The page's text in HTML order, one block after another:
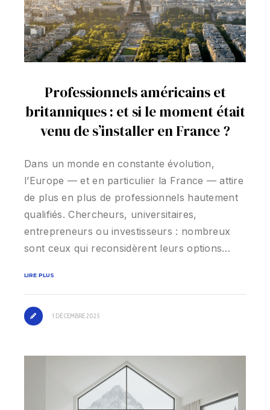
Professionnels américains et
britanniques : et si le moment était
venu de s’installer en France ?
Dans un monde en constante évolution,
l’Europe — et en particulier la France — attire
de plus en plus de professionnels hautement
qualifiés. Chercheurs, universitaires,
entrepreneurs ou investisseurs : nombreux
sont ceux qui reconsidèrent leurs options…
LIRE PLUS
1 DÉCEMBRE 2025